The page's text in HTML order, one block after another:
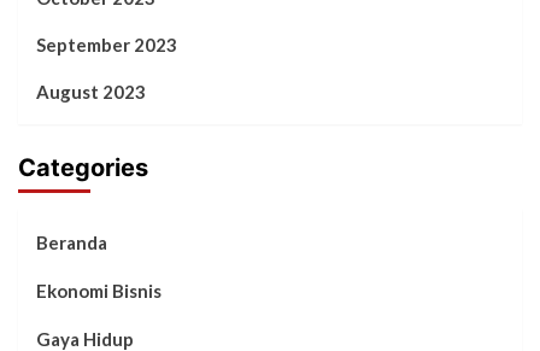
September 2023
August 2023
Categories
Beranda
Ekonomi Bisnis
Gaya Hidup